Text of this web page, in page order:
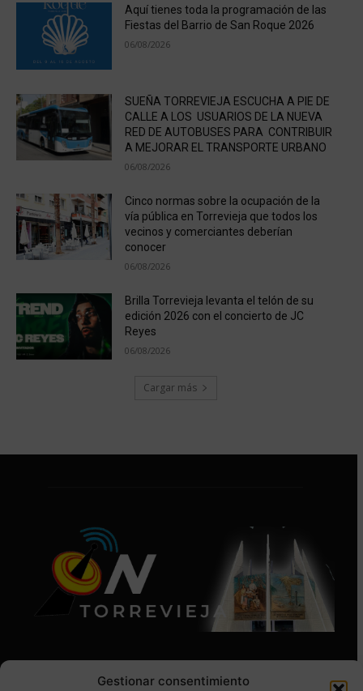
Gestionar consentimiento
Aquí tienes toda la programación de las
Fiestas del Barrio de San Roque 2026
06/08/2026
SUEÑA TORREVIEJA ESCUCHA A PIE DE
CALLE A LOS USUARIOS DE LA NUEVA
RED DE AUTOBUSES PARA CONTRIBUIR
A MEJORAR EL TRANSPORTE URBANO
06/08/2026
Cinco normas sobre la ocupación de la
vía pública en Torrevieja que todos los
vecinos y comerciantes deberían
conocer
06/08/2026
Brilla Torrevieja levanta el telón de su
edición 2026 con el concierto de JC
Reyes
06/08/2026
Cargar más